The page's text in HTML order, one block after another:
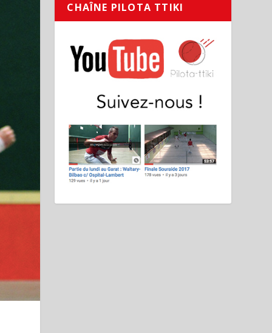
CHAÎNE PILOTA TTIKI